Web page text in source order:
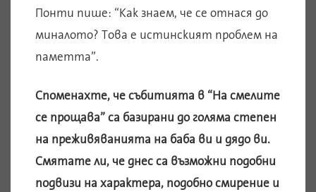
Понти пише: “Как знаем, че се отнася до
миналото? Това е истинският проблем на
паметта”.
Споменахте, че събитията в “На смелите
се прощава” са базирани до голяма степен
на преживяванията на баба ви и дядо ви.
Смятате ли, че днес са възможни подобни
подвизи на характера, подобно смирение и